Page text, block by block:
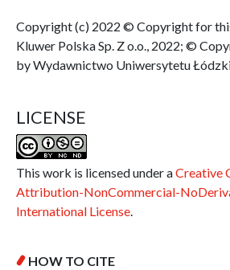
Copyright (c) 2022 © Copyright for
Kluwer Polska Sp. Z o.o., 2022; ©
by Wydawnictwo Uniwersytetu
LICENSE
This work is licensed under aCreative
Attribution-NonCommercial-
International License.
HOW TO CITE